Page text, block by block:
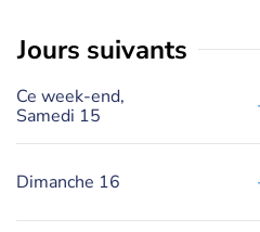
jours suivants
Ce week-end,
Samedi 15
Dimanche 16